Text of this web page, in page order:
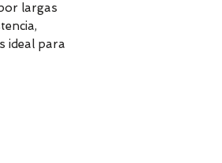
largas
ideal para